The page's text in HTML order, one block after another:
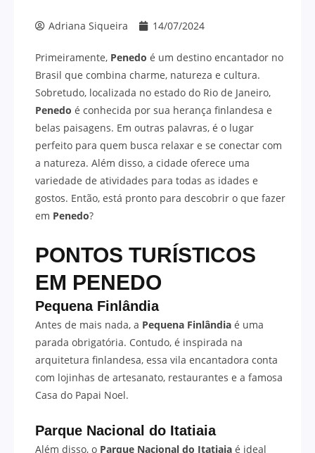
Adriana Siqueira 14/07/2024
Primeiramente, Penedo é um destino encantador no
Brasil que combina charme, natureza e cultura.
Sobretudo, localizada no estado do Rio de Janeiro,
Penedo é conhecida por sua herança finlandesa e
belas paisagens. Em outras palavras, é o lugar
perfeito para quem busca relaxar e se conectar com
a natureza. Além disso, a cidade oferece uma
variedade de atividades para todas as idades e
gostos. Então, está pronto para descobrir o que fazer
em Penedo?
PONTOS TURÍSTICOS
EM PENEDO
Pequena Finlândia
Antes de mais nada, a Pequena Finlândia é uma
parada obrigatória. Contudo, é inspirada na
arquitetura finlandesa, essa vila encantadora conta
com lojinhas de artesanato, restaurantes e a famosa
Casa do Papai Noel.
Parque Nacional do Itatiaia
Além disso, o Parque Nacional do Itatiaia é ideal